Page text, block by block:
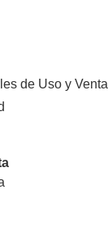
de Uso y Venta